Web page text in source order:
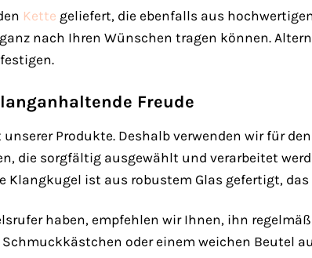
Kette geliefert, die ebenfalls aus
nach Ihren Wünschen tragen können.
Freude
Produkte. Deshalb verwenden wir für
die sorgfältig ausgewählt und verarbeitet
Klangkugel ist aus robustem Glas gefertigt,
haben, empfehlen wir Ihnen, ihn
oder einem weichen Beutel